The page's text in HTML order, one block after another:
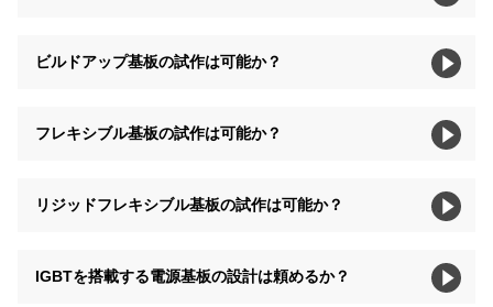
ビルドアップ基板の試作は可能か？
フレキシブル基板の試作は可能か？
リジッドフレキシブル基板の試作は可能か？
IGBTを搭載する電源基板の設計は頼めるか？